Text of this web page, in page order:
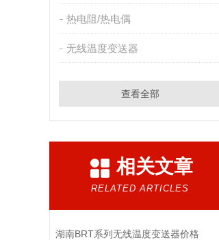
热电阻/热电偶
无线温度变送器
查看全部
相关文章
RELATED ARTICLES
湖南BRT系列无线温度变送器价格